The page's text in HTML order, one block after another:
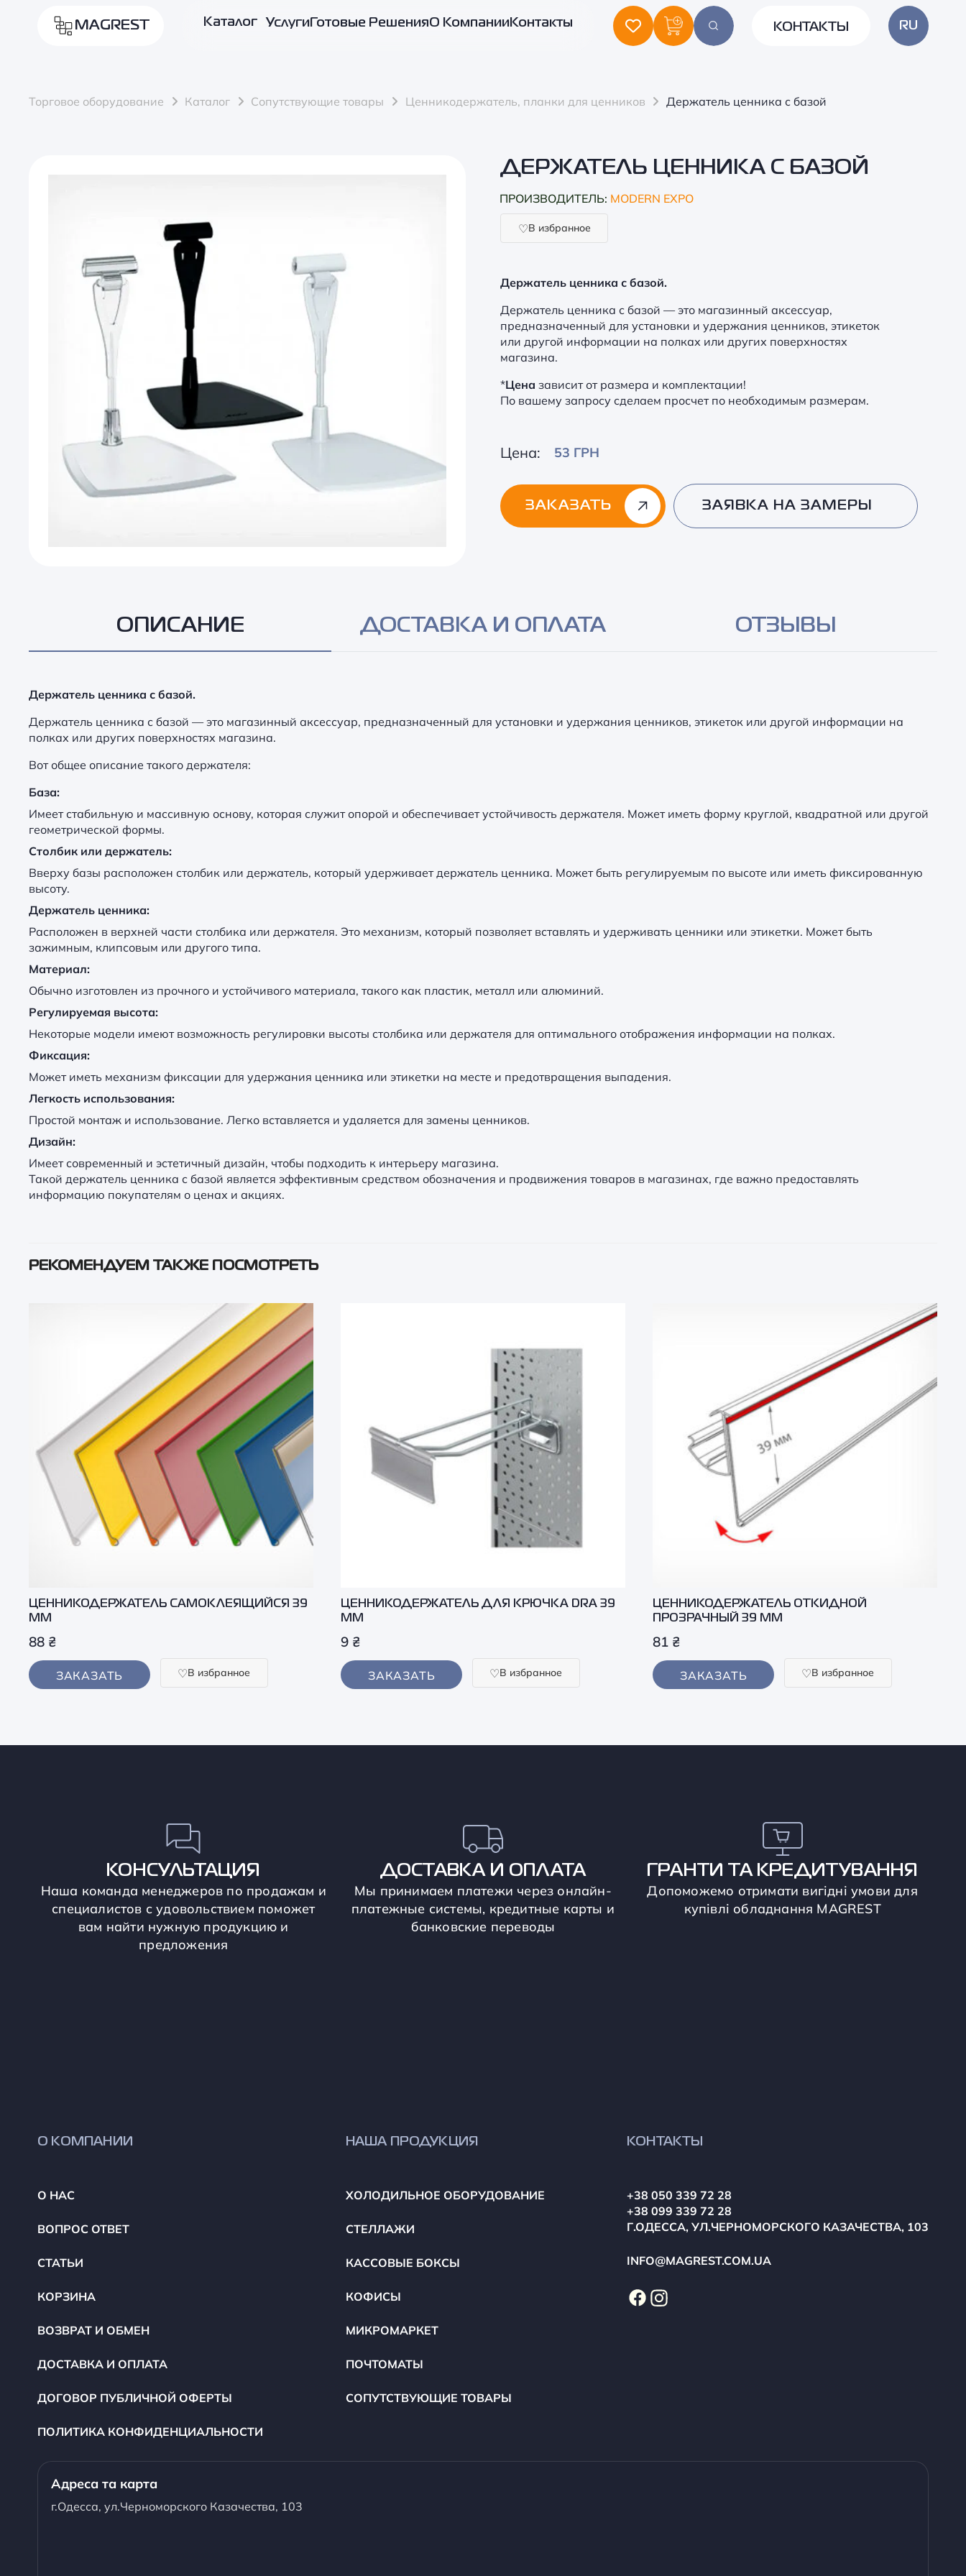
MAGREST Каталог Услуги Готовые РешенияО Компании Контакты КОНТАКТЫ RU
Торговое оборудование Каталог Сопутствующие товары Ценникодержатель, планки для ценников Держатель ценника с базой
ДЕРЖАТЕЛЬ ЦЕННИКА С БАЗОЙ
ПРОИЗВОДИТЕЛЬ: MODERN EXPO
В избранное
Держатель ценника с базой.
Держатель ценника с базой — это магазинный аксессуар,
предназначенный для установки и удержания ценников, этикеток
или другой информации на полках или других поверхностях
магазина.
*Цена зависит от размера и комплектации!
По вашему запросу сделаем просчет по необходимым размерам.
Цена: 53 ГРН
ЗАКАЗАТЬ ЗАЯВКА НА ЗАМЕРЫ
ОПИСАНИЕ ДОСТАВКА И ОПЛАТА ОТЗЫВЫ
Держатель ценника с базой.
Держатель ценника с базой — это магазинный аксессуар, предназначенный для установки и удержания ценников, этикеток или другой информации на
полках или других поверхностях магазина.
Вот общее описание такого держателя:
База:
Имеет стабильную и массивную основу, которая служит опорой и обеспечивает устойчивость держателя. Может иметь форму круглой, квадратной или другой
геометрической формы.
Столбик или держатель:
Вверху базы расположен столбик или держатель, который удерживает держатель ценника. Может быть регулируемым по высоте или иметь фиксированную
высоту.
Держатель ценника:
Расположен в верхней части столбика или держателя. Это механизм, который позволяет вставлять и удерживать ценники или этикетки. Может быть
зажимным, клипсовым или другого типа.
Материал:
Обычно изготовлен из прочного и устойчивого материала, такого как пластик, металл или алюминий.
Регулируемая высота:
Некоторые модели имеют возможность регулировки высоты столбика или держателя для оптимального отображения информации на полках.
Фиксация:
Может иметь механизм фиксации для удержания ценника или этикетки на месте и предотвращения выпадения.
Легкость использования:
Простой монтаж и использование. Легко вставляется и удаляется для замены ценников.
Дизайн:
Имеет современный и эстетичный дизайн, чтобы подходить к интерьеру магазина.
Такой держатель ценника с базой является эффективным средством обозначения и продвижения товаров в магазинах, где важно предоставлять
информацию покупателям о ценах и акциях.
РЕКОМЕНДУЕМ ТАКЖЕ ПОСМОТРЕТЬ
ЦЕННИКОДЕРЖАТЕЛЬ САМОКЛЕЯЩИЙСЯ 39
ММ
88 ₴
ЗАКАЗАТЬ В избранное
ЦЕННИКОДЕРЖАТЕЛЬ ДЛЯ КРЮЧКА DRA 39
ММ
9 ₴
ЗАКАЗАТЬ В избранное
ЦЕННИКОДЕРЖАТЕЛЬ ОТКИДНОЙ
ПРОЗРАЧНЫЙ 39 ММ
81 ₴
ЗАКАЗАТЬ В избранное
КОНСУЛЬТАЦИЯ
Наша команда менеджеров по продажам и
специалистов с удовольствием поможет
вам найти нужную продукцию и
предложения
ДОСТАВКА И ОПЛАТА
Мы принимаем платежи через онлайн-
платежные системы, кредитные карты и
банковские переводы
ГРАНТИ ТА КРЕДИТУВАННЯ
Допоможемо отримати вигідні умови для
купівлі обладнання MAGREST
О КОМПАНИИ
О НАС
ВОПРОС ОТВЕТ
СТАТЬИ
КОРЗИНА
ВОЗВРАТ И ОБМЕН
ДОСТАВКА И ОПЛАТА
ДОГОВОР ПУБЛИЧНОЙ ОФЕРТЫ
ПОЛИТИКА КОНФИДЕНЦИАЛЬНОСТИ
НАША ПРОДУКЦИЯ
ХОЛОДИЛЬНОЕ ОБОРУДОВАНИЕ
СТЕЛЛАЖИ
КАССОВЫЕ БОКСЫ
КОФИСЫ
МИКРОМАРКЕТ
ПОЧТОМАТЫ
СОПУТСТВУЮЩИЕ ТОВАРЫ
КОНТАКТЫ
+38 050 339 72 28
+38 099 339 72 28
Г.ОДЕССА, УЛ.ЧЕРНОМОРСКОГО КАЗАЧЕСТВА, 103
INFO@MAGREST.COM.UA
Адреса та карта
г.Одесса, ул.Черноморского Казачества, 103